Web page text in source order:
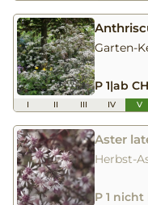
Garten-
P 1|ab
I II III IV V
Aster
Herbst-
P 1